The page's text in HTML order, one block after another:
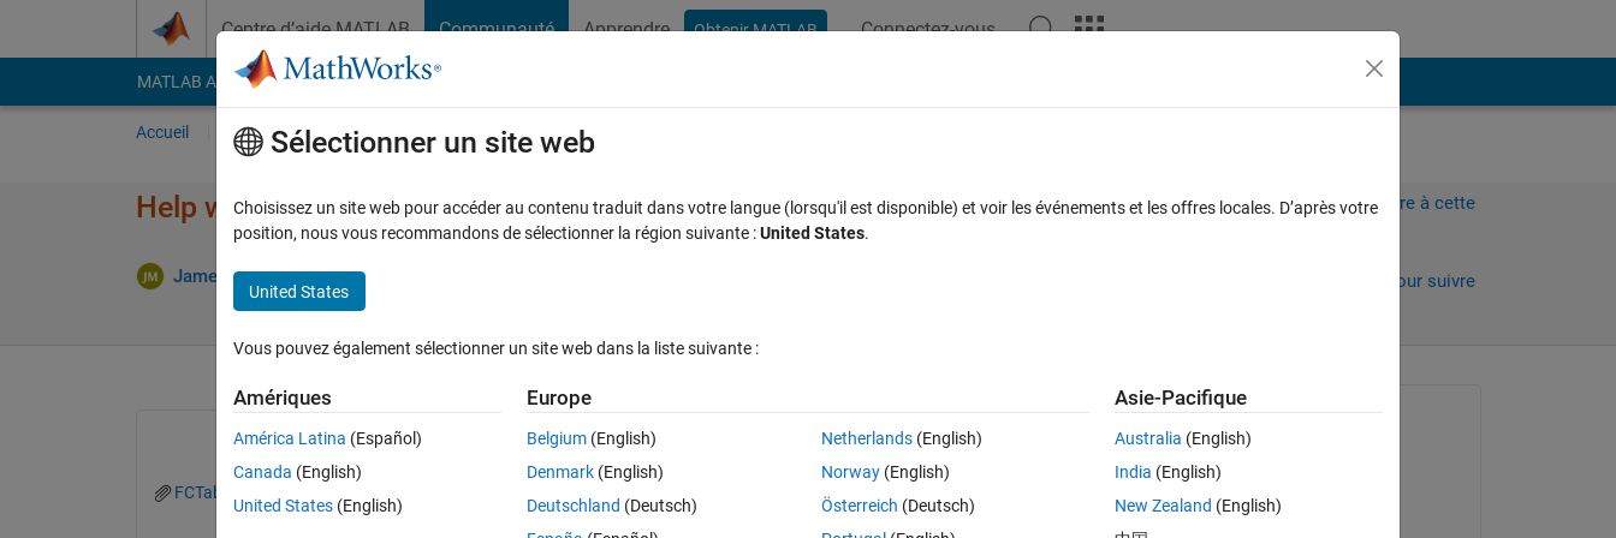
Centre d’aide MATLAB Communauté Apprendre Obtenir MATLAB Connectez-vous
MATLAB Answers File Exchange Cody
Accueil Poser une question Parcourir
Help with findgroups/splitapply, and general deep learning help.
James McBrearty 4 Fév 2025
Connectez-vous pour répondre à cette
Connectez-vous pour suivre
Ouvrir dans MATLAB Online
FCTable.mat
James McBrearty
le 4 Fév 2025
Sélectionner un site web
Choisissez un site web pour accéder au contenu traduit dans votre langue (lorsqu'il est disponible) et voir les événements et les offres locales. D’après votre
position, nous vous recommandons de sélectionner la région suivante :United States.
United States
Vous pouvez également sélectionner un site web dans la liste suivante :
Amériques
América Latina (Español)
Canada (English)
United States (English)
Europe
Belgium (English)
Denmark (English)
Deutschland (Deutsch)
Netherlands(English)
Norway(English)
Österreich (Deutsch)
Asie-Pacifique
Australia (English)
India (English)
New Zealand (English)